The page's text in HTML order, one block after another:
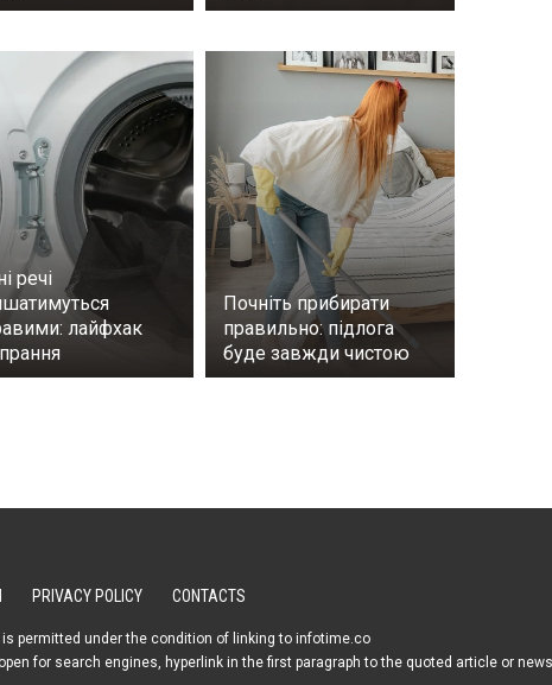
речі
лайфхак
Почніть прибирати
правильно: підлога
буде завжди чистою
PRIVACY POLICY CONTACTS
permitted under the condition of linking to infotime.co
for search engines, hyperlink in the first paragraph to the quoted article or